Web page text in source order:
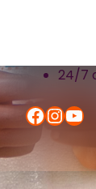
24/7
Facebook InstagramYouTube